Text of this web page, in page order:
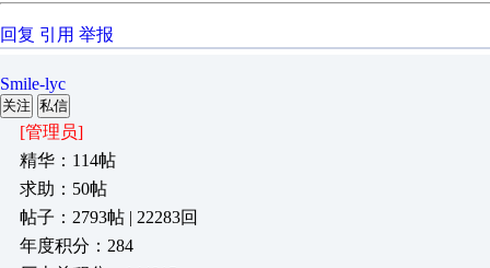
回复 引用 举报
Smile-lyc
关注 私信
[管理员]
精华：114帖
求助：50帖
帖子：2793帖 | 22283回
年度积分：284